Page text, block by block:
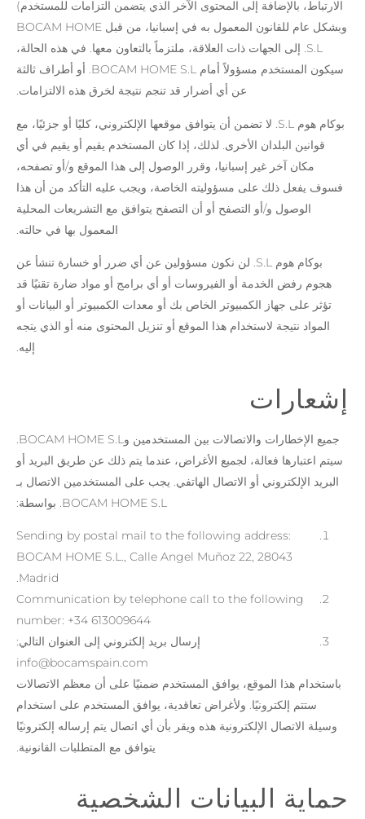
الارتباط، بالإضافة إلى المحتوى الآخر الذي يتضمن التزامات للمستخدم)
وبشكل عام للقانون المعمول به في إسبانيا، من قبل BOCAM HOME
S.L. إلى الجهات ذات العلاقة، ملتزماً بالتعاون معها. في هذه الحالة،
سيكون المستخدم مسؤولاً أمام BOCAM HOME S.L. أو أطراف ثالثة
عن أي أضرار قد تنجم نتيجة لخرق هذه الالتزامات.
بوكام هوم S.L. لا تضمن أن يتوافق موقعها الإلكتروني، كليًا أو جزئيًا، مع
قوانين البلدان الأخرى. لذلك، إذا كان المستخدم يقيم أو يقيم في أي
مكان آخر غير إسبانيا، وقرر الوصول إلى هذا الموقع و/أو تصفحه،
فسوف يفعل ذلك على مسؤوليته الخاصة، ويجب عليه التأكد من أن هذا
الوصول و/أو التصفح أو أن التصفح يتوافق مع التشريعات المحلية
المعمول بها في حالته.
بوكام هوم S.L. لن نكون مسؤولين عن أي ضرر أو خسارة تنشأ عن
هجوم رفض الخدمة أو الفيروسات أو أي برامج أو مواد ضارة تقنيًا قد
تؤثر على جهاز الكمبيوتر الخاص بك أو معدات الكمبيوتر أو البيانات أو
المواد نتيجة لاستخدام هذا الموقع أو تنزيل المحتوى منه أو الذي يتجه
إليه.
إشعارات
سيتم اعتبارها فعالة، لجميع الأغراض، عندما يتم ذلك عن طريق البريد أو
البريد الإلكتروني أو الاتصال الهاتفي. يجب على المستخدمين الاتصال بـ
BOCAM HOME S.L. بواسطة:
Sending by postal mail to the following address:
BOCAM HOME S.L., Calle Angel Muñoz 22, 28043
Madrid.
Communication by telephone call to the following
number: +34 613009644
إرسال بريد إلكتروني إلى العنوان التالي:
info@bocamspain.com
باستخدام هذا الموقع، يوافق المستخدم ضمنيًا على أن معظم الاتصالات
ستتم إلكترونيًا. ولأغراض تعاقدية، يوافق المستخدم على استخدام
وسيلة الاتصال الإلكترونية هذه ويقر بأن أي اتصال يتم إرساله إلكترونيًا
يتوافق مع المتطلبات القانونية.
حماية البيانات الشخصية